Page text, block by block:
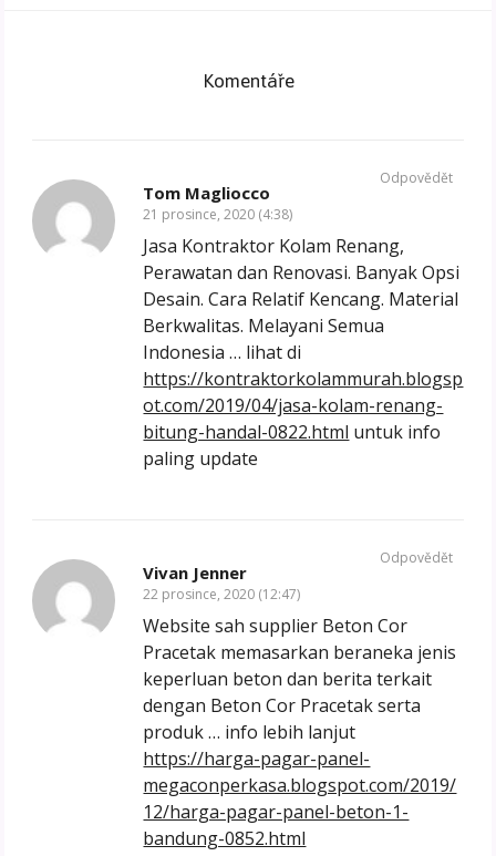
Komentáře
Tom Magliocco
21 prosince, 2020 (4:38)
Jasa Kontraktor Kolam Renang,
Perawatan dan Renovasi. Banyak Opsi
Desain. Cara Relatif Kencang. Material
Berkwalitas. Melayani Semua
Indonesia … lihat di
https://kontraktorkolammurah.blogsp
ot.com/2019/04/jasa-kolam-renang-
bitung-handal-0822.html untuk info
paling update
Odpovědět
Vivan Jenner
22 prosince, 2020 (12:47)
Website sah supplier Beton Cor
Pracetak memasarkan beraneka jenis
keperluan beton dan berita terkait
dengan Beton Cor Pracetak serta
produk … info lebih lanjut
https://harga-pagar-panel-
megaconperkasa.blogspot.com/2019/
12/harga-pagar-panel-beton-1-
bandung-0852.html
Odpovědět